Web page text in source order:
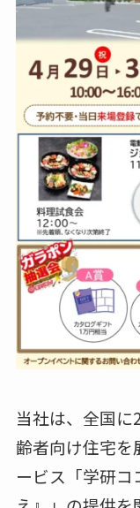
当社は、全国に
齢者向け住宅を
ービス「学研コ